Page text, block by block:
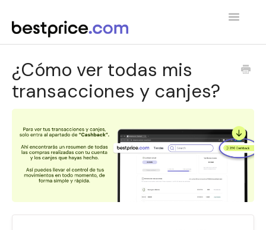
Toggle
¿Cómo ver todas mis
transacciones y canjes?